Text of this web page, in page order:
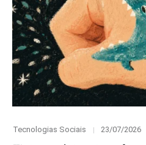
Category
Tecnologias Sociais
Posted
23/07/2026